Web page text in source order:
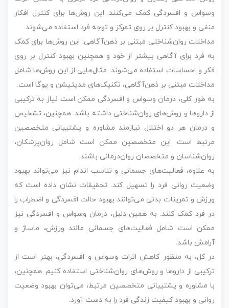
وسواس و افسردگی کمک می‌کنند. این روش‌ها برای کنترل افکار
منفی و بهبود کنترل بر روی تمرکز و توجه فرد استفاده می‌شوند.
مداخلات روان‌شناختی مبتنی بر ذهن‌آگاهی: این روش‌ها برای کمک
به فرد برای آگاهی بیشتر از خود و همچنین بهبود کنترل بر روی
فکر و احساسات استفاده می‌شوند. مثال‌هایی از این روش‌ها شامل
مداخلات مبتنی بر ذهن‌آگاهی، تکنیک‌های مدیتیشن و یوگا است.
به طور کلی، درمان وسواس و افسردگی ممکن است نیاز به ترکیبی
از داروها و روش‌های روان‌شناختی داشته باشد. همچنین، تشخیص
و درمان هر دو اختلال نیازمند مشاوره و پشتیبانی متخصصین
مرتبط است. این متخصصین ممکن است شامل روان‌پزشکان،
روان‌شناسان و متخصصان روان‌درمانی باشند.
به علاوه، فعالیت‌های جسمانی و تناسب اندام نیز می‌تواند بهبود
وضعیت روانی فرد را تسهیل کند. تحقیقات نشان داده است که
ورزش و تمرینات بدنی می‌توانند بهبود حالت افسردگی و اضطراب را
در فرد کمک کنند. به همین دلیل، درمان وسواس و افسردگی نیز
ممکن است شامل فعالیت‌های جسمانی مانند ورزش، ماساژ و
آرامش باشد.
در کل، به منظور کاهش اثرات وسواس و افسردگی، بهتر است از
ترکیبی از داروها و روش‌های روان‌شناختی استفاده کنیم. همچنین،
با مشاوره و پشتیبانی متخصصین مرتبط، می‌توان بهبود وضعیت
روانی و بهبود کیفیت زندگی فرد را به دست آورد.